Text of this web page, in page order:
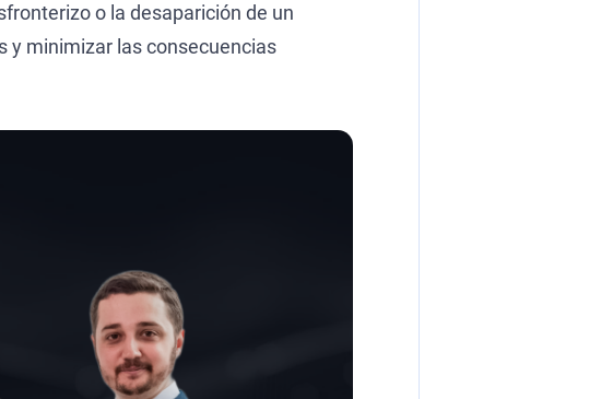
o la desaparición de un
y minimizar las consecuencias